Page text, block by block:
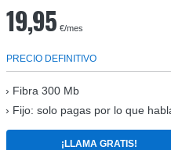
19,95 €/mes
PRECIO DEFINITIVO
Fibra 300 Mb
Fijo: solo pagas por lo que
¡LLAMA GRATIS!